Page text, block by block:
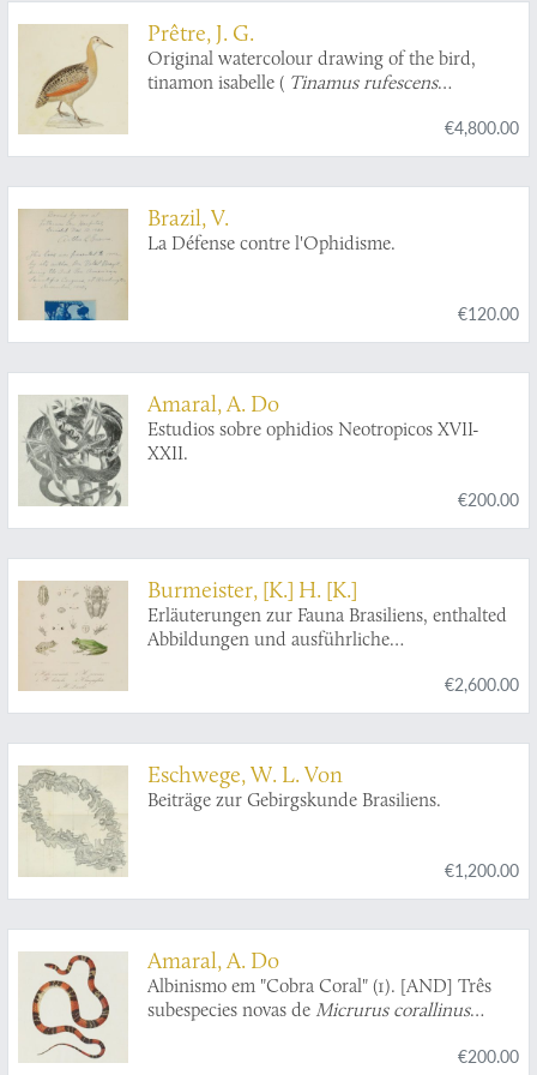
Prêtre, J. G.
Original watercolour drawing of the bird,
tinamon isabelle ( Tinamus rufescens
€4,800.00
Brazil, V.
La Défense contre l'Ophidisme.
€120.00
Amaral, A. Do
Estudios sobre ophidios Neotropicos XVII-
XXII.
€200.00
Burmeister, [K.] H. [K.]
Erläuterungen zur Fauna Brasiliens, enthalted
Abbildungen und ausführliche
bekannter Thier-Arten. Mit XXXII Tafeln.€2,600.00
Eschwege, W. L. Von
Beiträge zur Gebirgskunde Brasiliens.
€1,200.00
Amaral, A. Do
Albinismo em "Cobra Coral" (1). [AND] Três
subespecies novas de Micrurus corallinus
. (2) [AND] Da
€200.00